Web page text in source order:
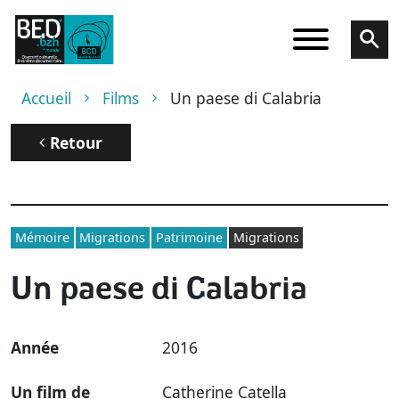
Aller au contenu principal
Fil d'Ariane
Accueil Films Un paese di Calabria
Retour
Mémoire Migrations Patrimoine Migrations
Un paese di Calabria
Année 2016
Un film de Catherine Catella